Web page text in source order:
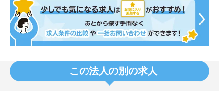
この法人の別の求人